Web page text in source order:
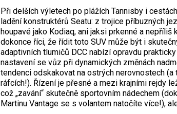
Při delších výletech po plážích Tannisby i
ladění konstruktérů Seatu: z trojice příbuzných
houpavé jako Kodiaq, ani jaksi prkenné a
dokonce říci, že řídit toto SUV může být i
adaptivních tlumičů DCC nabízí opravdu
nastavení se vůz při dynamických změnách
tendenci odskakovat na ostrých nerovnostech
ráfcích!). Řízení je přesné a mezi krajními rejdy
což „zavání“ skutečně sportovním nádechem
Martinu Vantage se s volantem natočíte více!),